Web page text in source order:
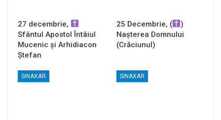
27 decembrie,
Sfântul Apostol Întâiul
Mucenic și Arhidiacon
Ștefan
25 Decembrie, (
)
Nașterea Domnului
(Crăciunul)
SINAXAR SINAXAR